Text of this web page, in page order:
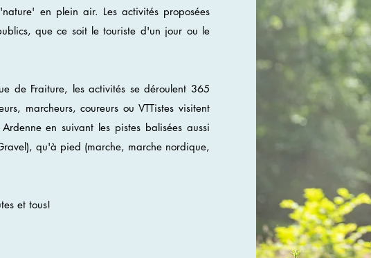
en plein air. Les activités proposées
que ce soit le touriste d'un jour ou le
de Fraiture, les activités se déroulent 365
marcheurs, coureurs ou VTTistes visitent
en suivant les pistes balisées aussi
qu'à pied (marche, marche nordique,
et tous!